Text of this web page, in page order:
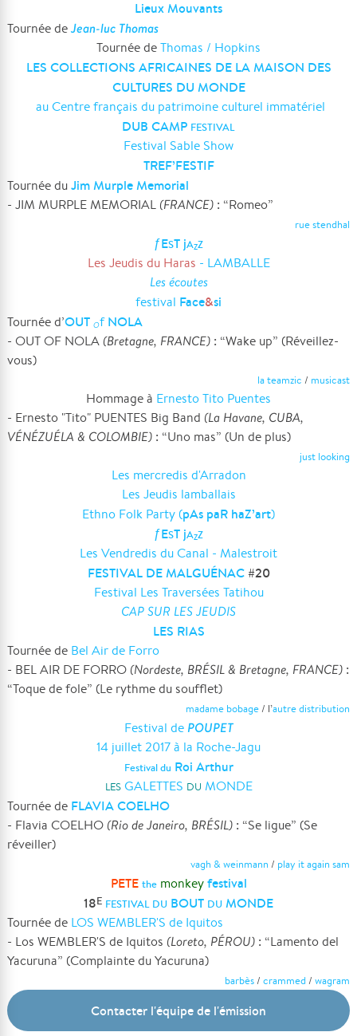
Lieux Mouvants
Tournée deJean-luc Thomas
Tournée deThomas / Hopkins
LES COLLECTIONS AFRICAINES DE LA MAISON DES
CULTURES DU MONDE
au Centre français du patrimoine culturel immatériel
DUB CAMP FESTIVAL
Festival Sable Show
TREF’FESTIF
Tournée duJim Murple Memorial
- JIM MURPLE MEMORIAL (FRANCE) : “Romeo”
rue stendhal
ƒEST jAZZ
Les Jeudis du Haras - LAMBALLE
Les écoutes
festival Face&si
Tournée d’OUT OfNOLA
- OUT OF NOLA (Bretagne, FRANCE) : “Wake up” (Réveillez-
vous)
la teamzic / musicast
Hommage à Ernesto Tito Puentes
- Ernesto "Tito" PUENTES Big Band (La Havane, CUBA,
VÉNÉZUÉLA & COLOMBIE) : “Uno mas” (Un de plus)
just looking
Les mercredis d'Arradon
Les Jeudis lamballais
Ethno Folk Party (pAs paR haZ’art)
ƒEST jAZZ
Les Vendredis du Canal - Malestroit
FESTIVAL DE MALGUÉNAC#20
Festival Les Traversées Tatihou
CAP SUR LES JEUDIS
LES RIAS
Tournée de Bel Air de Forro
- BEL AIR DE FORRO (Nordeste, BRÉSIL & Bretagne, FRANCE) :
“Toque de fole” (Le rythme du soufflet)
madame bobage/ l’autre distribution
Festival de POUPET
14 juillet 2017 à la Roche-Jagu
Festival du Roi Arthur
LES GALETTES DU MONDE
Tournée de FLAVIA COELHO
- Flavia COELHO (Rio de Janeiro, BRÉSIL) : “Se ligue” (Se
réveiller)
vagh & weinmann / play it again sam
PETE the monkey festival
18E FESTIVAL DU BOUT DU MONDE
Tournée de LOS WEMBLER'S de Iquitos
- Los WEMBLER'S de Iquitos (Loreto, PÉROU) : “Lamento del
Yacuruna” (Complainte du Yacuruna)
barbès/ crammed / wagram
Contacter l'équipe de l'émission